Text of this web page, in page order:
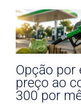
Opção por
preço ao
300 por